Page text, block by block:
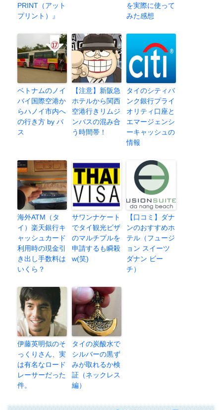
PRINT（アット
プリント）』
を実際に使って
みた感想
ベトナムのノイ
バイ国際空港か
らハノイ市内へ
の行き方 by バ
ス
【注意】新阪急
ホテルから関西
空港行きリムジ
ンバスの混み合
う時間帯！
タイのシティバ
ンク銀行プライ
オリティ口座と
エマージェンシ
ーキャッシュの
情報
海外ATM（タ
イ）楽天銀行キ
ャッシュカード
利用時の現金引
き出し手数料は
いくら？
サワンナケート
でタイ観光ビザ
のマルチプルを
申請するも瞬殺
w(笑)
【口コミ】ダナ
ンのおすすめホ
テル（フュージ
ョン スイーツ
ダナン ビー
チ）
伊藤英明似のそ
っくりさん、実
は有名なロード
レーサーだった
件。
タイの炭酸水で
シルバーの黒ず
みが取れるか検
証（ネックレス
編）